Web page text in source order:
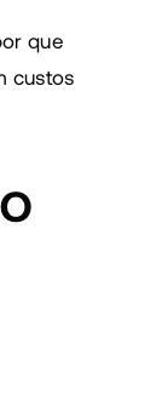
que
custos